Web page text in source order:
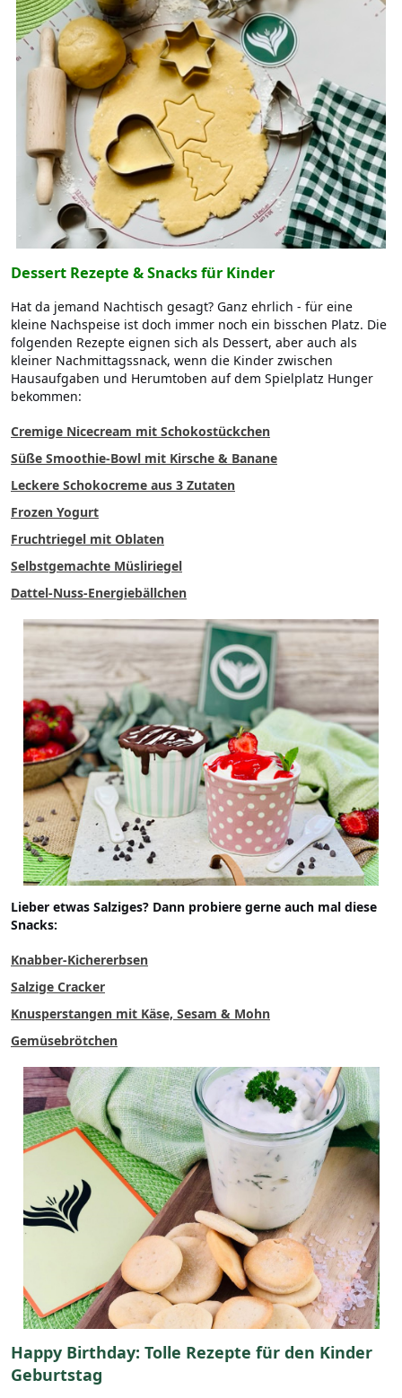
Dessert Rezepte & Snacks für Kinder
Hat da jemand Nachtisch gesagt? Ganz ehrlich - für eine
kleine Nachspeise ist doch immer noch ein bisschen Platz. Die
folgenden Rezepte eignen sich als Dessert, aber auch als
kleiner Nachmittagssnack, wenn die Kinder zwischen
Hausaufgaben und Herumtoben auf dem Spielplatz Hunger
bekommen:
Cremige Nicecream mit Schokostückchen
Süße Smoothie-Bowl mit Kirsche & Banane
Leckere Schokocreme aus 3 Zutaten
Frozen Yogurt
Fruchtriegel mit Oblaten
Selbstgemachte Müsliriegel
Dattel-Nuss-Energiebällchen
Lieber etwas Salziges? Dann probiere gerne auch mal diese
Snacks:
Knabber-Kichererbsen
Salzige Cracker
Knusperstangen mit Käse, Sesam & Mohn
Gemüsebrötchen
Happy Birthday: Tolle Rezepte für den Kinder
Geburtstag